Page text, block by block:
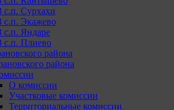
с.п. Сурхахи
с.п. Экажево
с.п. Яндаре
с.п. Плиево
района
района
О комиссии
Участковые комиссии
Территориальные комиссии